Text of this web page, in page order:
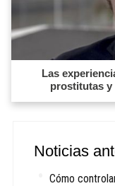
Las
prostitutas y
Noticias
Cómo